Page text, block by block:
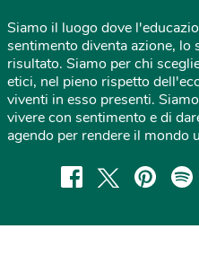
Siamo il luogo dove
sentimento diventa azione, lo
risultato. Siamo per chi
etici, nel pieno rispetto
viventi in esso presenti.
vivere con sentimento e di
agendo per rendere il mondo